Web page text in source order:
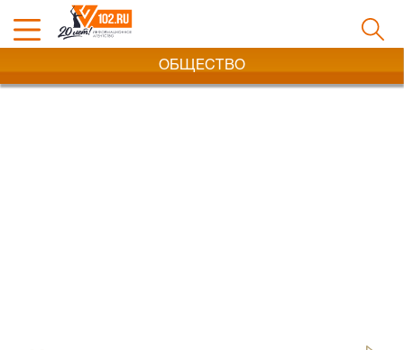
ОБЩЕСТВО